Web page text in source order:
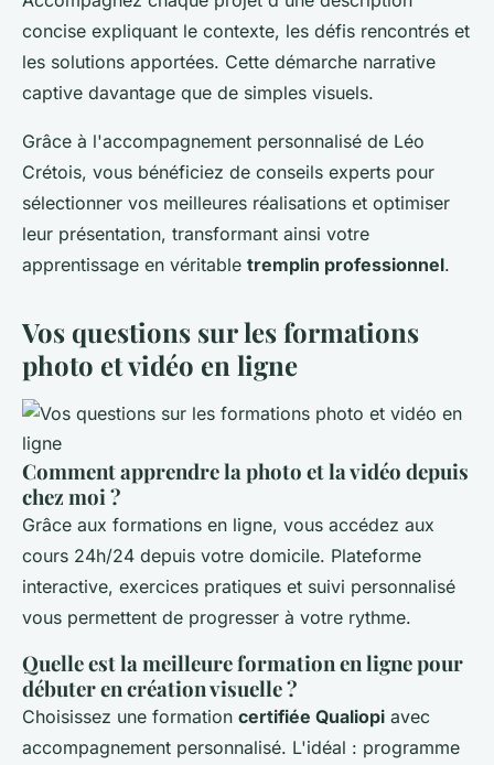
concise expliquant le contexte, les défis rencontrés et
les solutions apportées. Cette démarche narrative
captive davantage que de simples visuels.
Grâce à l'accompagnement personnalisé de Léo
Crétois, vous bénéficiez de conseils experts pour
sélectionner vos meilleures réalisations et optimiser
leur présentation, transformant ainsi votre
apprentissage en véritable tremplin professionnel.
Vos questions sur les formations
photo et vidéo en ligne
Comment apprendre la photo et la vidéo depuis
chez moi ?
Grâce aux formations en ligne, vous accédez aux
cours 24h/24 depuis votre domicile. Plateforme
interactive, exercices pratiques et suivi personnalisé
vous permettent de progresser à votre rythme.
Quelle est la meilleure formation en ligne pour
débuter en création visuelle ?
Choisissez une formation certifiée Qualiopi avec
accompagnement personnalisé. L'idéal : programme